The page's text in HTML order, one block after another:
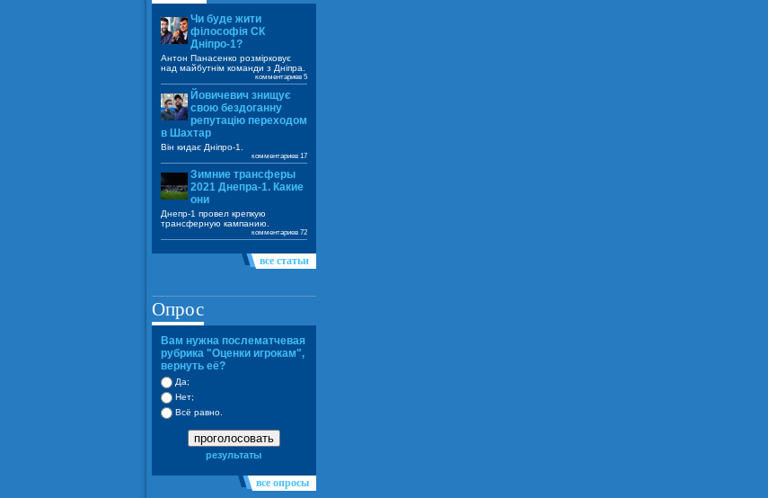
Чи буде жити
філософія СК
Дніпро-1?
Антон Панасенко розмірковує
над майбутнім команди з Дніпра.
комментариев 5
Йовичевич знищує
свою бездоганну
репутацію переходом
в Шахтар
Він кидає Дніпро-1.
комментариев 17
Зимние трансферы
2021 Днепра-1. Какие
они
Днепр-1 провел крепкую
трансферную кампанию.
комментариев 72
все статьи
Опрос
Вам нужна послематчевая
рубрика "Оценки игрокам",
вернуть её?
Да;
Нет;
Всё равно.
проголосовать
результаты
все опросы